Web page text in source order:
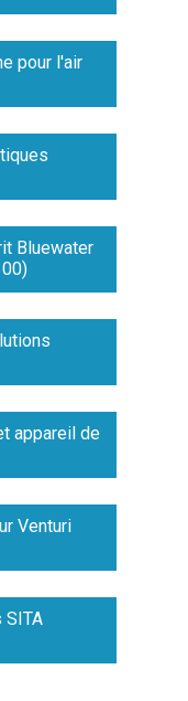
pour l'air
Bluewater
appareil de
Venturi
SITA